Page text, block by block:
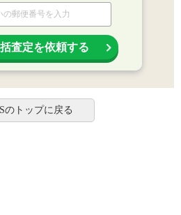
査定を依頼する
のトップに戻る